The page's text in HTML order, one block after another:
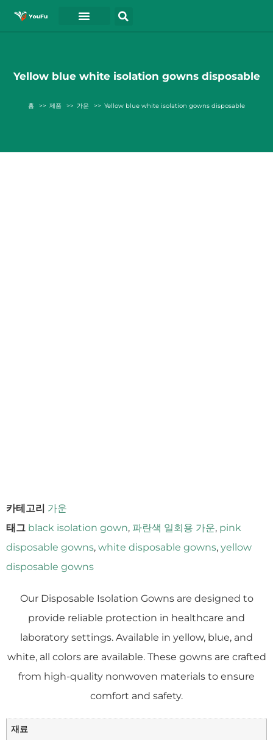
Yellow blue white isolation gowns disposable
홈 제품 가운 Yellow blue white isolation gowns disposable
카테고리 가운
태그 black isolation gown, 파란색 일회용 가운, pink
disposable gowns, white disposable gowns, yellow
disposable gowns
Our Disposable Isolation Gowns are designed to
provide reliable protection in healthcare and
laboratory settings. Available in yellow, blue, and
white, all colors are available. These gowns are crafted
from high-quality nonwoven materials to ensure
comfort and safety.
재료